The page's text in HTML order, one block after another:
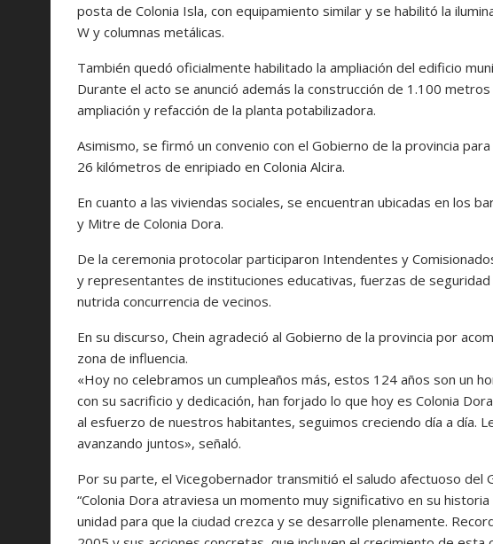
posta de Colonia Isla, con equipamiento similar y se habilitó la
W y columnas metálicas.
También quedó oficialmente habilitado la ampliación del edificio
Durante el acto se anunció además la construcción de 1.100
ampliación y refacción de la planta potabilizadora.
Asimismo, se firmó un convenio con el Gobierno de la provincia
26 kilómetros de enripiado en Colonia Alcira.
En cuanto a las viviendas sociales, se encuentran ubicadas en los
y Mitre de Colonia Dora.
De la ceremonia protocolar participaron Intendentes y
y representantes de instituciones educativas, fuerzas de
nutrida concurrencia de vecinos.
En su discurso, Chein agradeció al Gobierno de la provincia por
zona de influencia.
«Hoy no celebramos un cumpleaños más, estos 124 años son un
con su sacrificio y dedicación, han forjado lo que hoy es Colonia
al esfuerzo de nuestros habitantes, seguimos creciendo día a día.
avanzando juntos», señaló.
Por su parte, el Vicegobernador transmitió el saludo afectuoso del
“Colonia Dora atraviesa un momento muy significativo en su
unidad para que la ciudad crezca y se desarrolle plenamente.